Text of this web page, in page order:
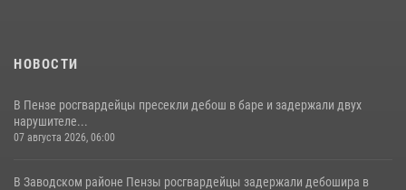
НОВОСТИ
В Пензе росгвардейцы пресекли дебош в баре и задержали двух
нарушителе...
07 августа 2026, 06:00
В Заводском районе Пензы росгвардейцы задержали дебошира в